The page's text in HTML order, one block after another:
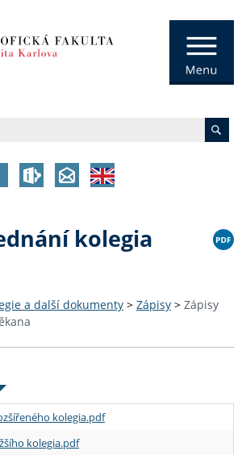
kolegia
a další dokumenty > Zápisy > Zápisy
kolegia.pdf
kolegia.pdf